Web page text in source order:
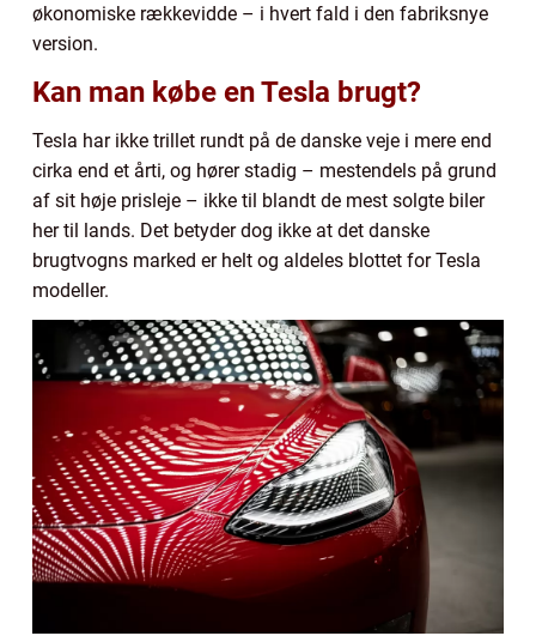
økonomiske rækkevidde – i hvert fald i den fabriksnye
version.
Kan man købe en Tesla brugt?
Tesla har ikke trillet rundt på de danske veje i mere end
cirka end et årti, og hører stadig – mestendels på grund
af sit høje prisleje – ikke til blandt de mest solgte biler
her til lands. Det betyder dog ikke at det danske
brugtvogns marked er helt og aldeles blottet for Tesla
modeller.